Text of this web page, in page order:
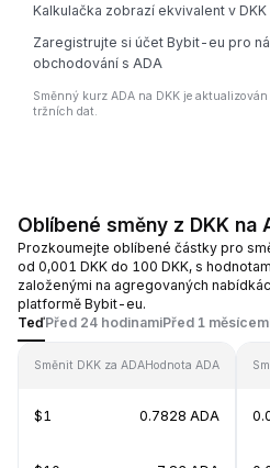
Kalkulačka zobrazí ekvivalent v DKK
Zaregistrujte si účet Bybit-eu pro
obchodování s ADA
Směnný kurz ADA na DKK je
tržních dat.
Oblíbené směny z DKK na
Prozkoumejte oblíbené částky pro
od 0,001 DKK do 100 DKK, s
založenými na agregovaných
platformě Bybit-eu.
TeďPřed 24 hodinamiPřed 1 měsícem
Směnit DKK za ADAHodnota ADA
$1 0.7828 ADA